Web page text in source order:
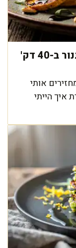
דלורית אנטיפסטי משגעת: בתנור ב-40 דק'
אותי
איך הייתי